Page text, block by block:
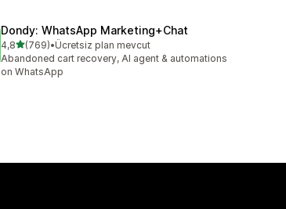
Dondy: WhatsApp Marketing+Chat
4,85 yıldız üzerinden
(769)
toplam 769 değerlendirme
•Ücretsiz plan mevcut
Abandoned cart recovery, AI agent & automations
on WhatsApp